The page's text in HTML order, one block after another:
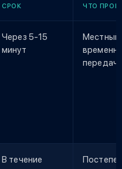
СРОК ЧТО
Через 5-15
минут
Местный
В течение